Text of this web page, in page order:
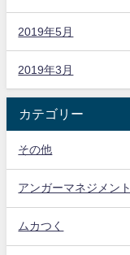
2019年5月
2019年3月
カテゴリー
その他
アンガーマネジメント
ムカつく